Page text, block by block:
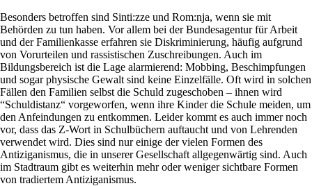
Besonders betroffen sind Sinti:zze und Rom:nja, wenn sie mit
Behörden zu tun haben. Vor allem bei der Bundesagentur für Arbeit
und der Familienkasse erfahren sie Diskriminierung, häufig aufgrund
von Vorurteilen und rassistischen Zuschreibungen. Auch im
Bildungsbereich ist die Lage alarmierend: Mobbing, Beschimpfungen
und sogar physische Gewalt sind keine Einzelfälle. Oft wird in solchen
Fällen den Familien selbst die Schuld zugeschoben – ihnen wird
“Schuldistanz“ vorgeworfen, wenn ihre Kinder die Schule meiden, um
den Anfeindungen zu entkommen. Leider kommt es auch immer noch
vor, dass das Z-Wort in Schulbüchern auftaucht und von Lehrenden
verwendet wird. Dies sind nur einige der vielen Formen des
Antiziganismus, die in unserer Gesellschaft allgegenwärtig sind. Auch
im Stadtraum gibt es weiterhin mehr oder weniger sichtbare Formen
von tradiertem Antiziganismus.